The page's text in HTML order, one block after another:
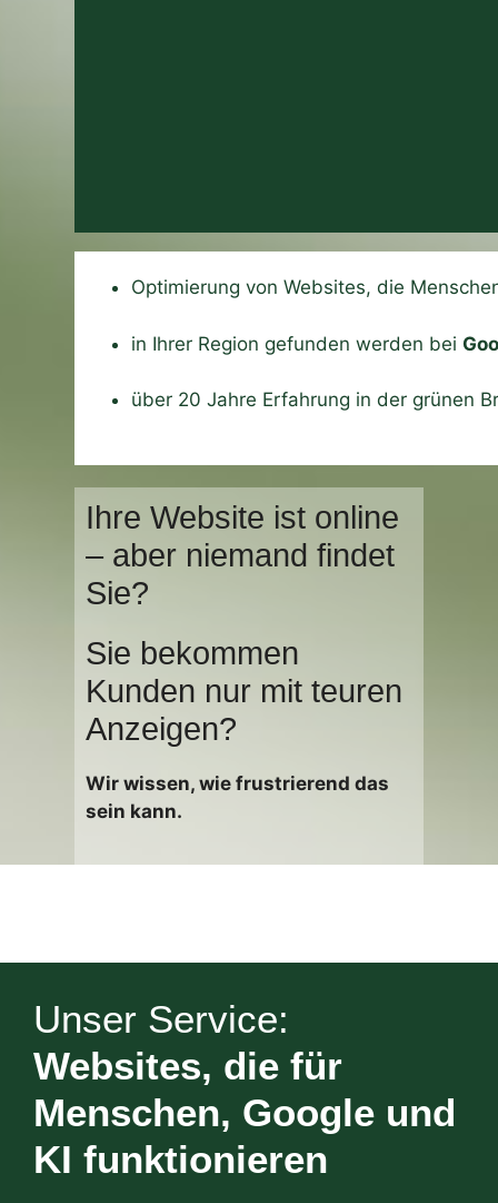
Optimierung von Websites, die
in Ihrer Region gefunden werden bei
über 20 Jahre Erfahrung in der grünen
Ihre Website ist online
– aber niemand findet
Sie?
Sie bekommen
Kunden nur mit teuren
Anzeigen?
Wir wissen, wie frustrierend das
sein kann.
Unser Service:
Websites, die für
Menschen, Google und
KI funktionieren